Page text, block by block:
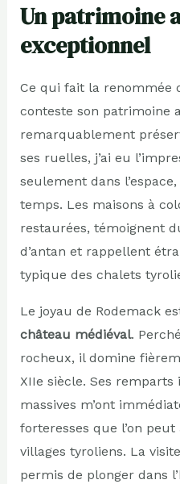
Un patrimoine
exceptionnel
Ce qui fait la renommée
conteste son patrimoine
remarquablement
ses ruelles, j’ai eu
seulement dans
temps. Les maisons à
restaurées, témoignent
d’antan et rappellent
typique des chalets
Le joyau de Rodemack
château médiéval.
rocheux, il domine
XIIe siècle. Ses
massives m’ont
forteresses que l’on
villages tyroliens. La
permis de plonger dans